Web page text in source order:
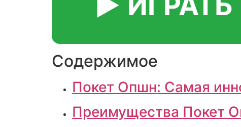
Содержимое
Покет Опшн: Самая
Преимущества Покет